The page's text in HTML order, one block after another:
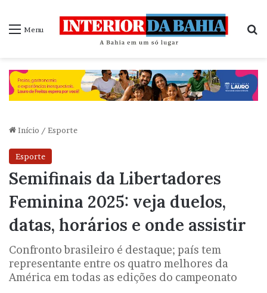
Menu
Início / Esporte
Esporte
Semifinais da Libertadores
Feminina 2025: veja duelos,
datas, horários e onde assistir
Confronto brasileiro é destaque; país tem
representante entre os quatro melhores da
América em todas as edições do campeonato